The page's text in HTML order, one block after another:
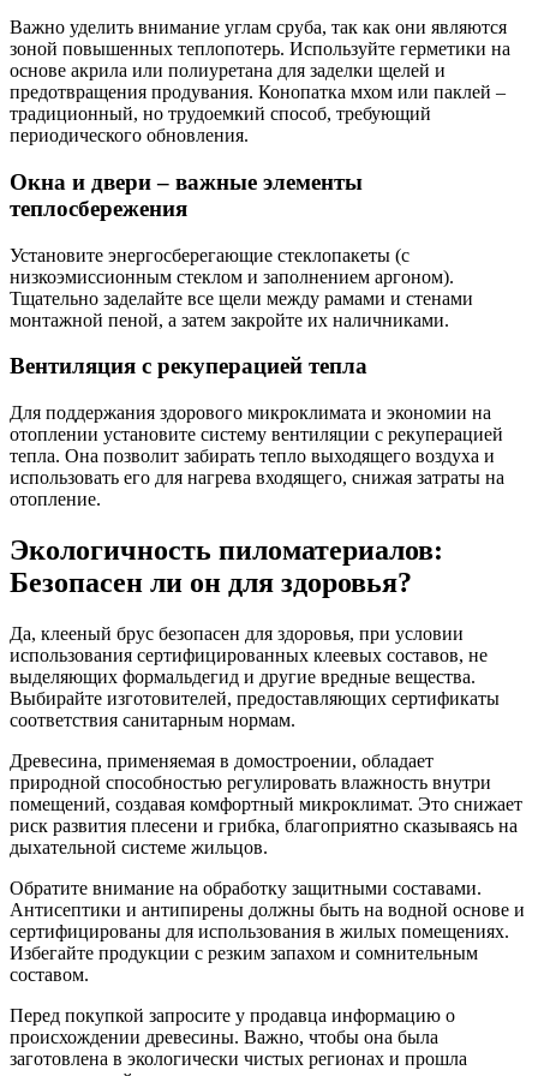
Важно уделить внимание углам сруба, так как они являются
зоной повышенных теплопотерь. Используйте герметики на
основе акрила или полиуретана для заделки щелей и
предотвращения продувания. Конопатка мхом или паклей –
традиционный, но трудоемкий способ, требующий
периодического обновления.
Окна и двери – важные элементы
теплосбережения
Установите энергосберегающие стеклопакеты (с
низкоэмиссионным стеклом и заполнением аргоном).
Тщательно заделайте все щели между рамами и стенами
монтажной пеной, а затем закройте их наличниками.
Вентиляция с рекуперацией тепла
Для поддержания здорового микроклимата и экономии на
отоплении установите систему вентиляции с рекуперацией
тепла. Она позволит забирать тепло выходящего воздуха и
использовать его для нагрева входящего, снижая затраты на
отопление.
Экологичность пиломатериалов:
Безопасен ли он для здоровья?
Да, клееный брус безопасен для здоровья, при условии
использования сертифицированных клеевых составов, не
выделяющих формальдегид и другие вредные вещества.
Выбирайте изготовителей, предоставляющих сертификаты
соответствия санитарным нормам.
Древесина, применяемая в домостроении, обладает
природной способностью регулировать влажность внутри
помещений, создавая комфортный микроклимат. Это снижает
риск развития плесени и грибка, благоприятно сказываясь на
дыхательной системе жильцов.
Обратите внимание на обработку защитными составами.
Антисептики и антипирены должны быть на водной основе и
сертифицированы для использования в жилых помещениях.
Избегайте продукции с резким запахом и сомнительным
составом.
Перед покупкой запросите у продавца информацию о
происхождении древесины. Важно, чтобы она была
заготовлена в экологически чистых регионах и прошла